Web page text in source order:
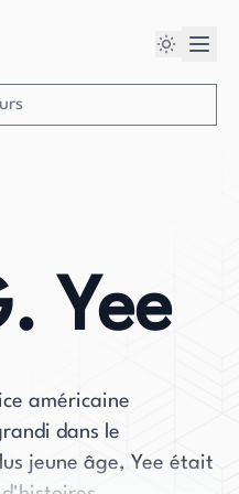
Yee
américaine
dans le
jeune âge, Yee était